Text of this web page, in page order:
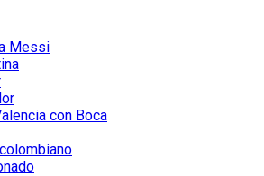
Messi
con Boca